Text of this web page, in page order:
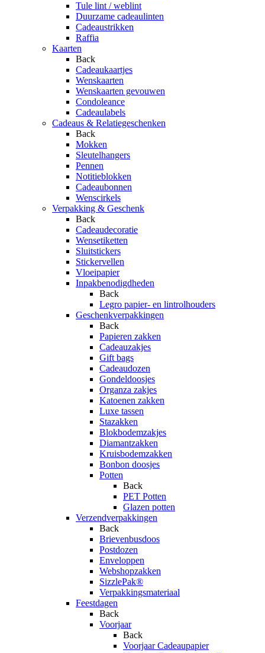
Tule lint / weblint
Duurzame cadeaulinten
Cadeaustrikken
Raffia
Kaarten
Back
Cadeaukaartjes
Wenskaarten
Wenskaarten gevouwen
Condoleance
Cadeaulabels
Cadeaus & Relatiegeschenken
Back
Mokken
Sleutelhangers
Pennen
Notitieblokken
Cadeaubonnen
Wenscirkels
Verpakking & Geschenk
Back
Cadeaudecoratie
Wensetiketten
Sluitstickers
Stickervellen
Vloeipapier
Inpakbenodigdheden
Back
Legro papier- en lintrolhouders
Geschenkverpakkingen
Back
Papieren zakken
Cadeauzakjes
Gift bags
Cadeaudozen
Gondeldoosjes
Organza zakjes
Katoenen zakken
Luxe tassen
Stazakken
Blokbodemzakjes
Diamantzakken
Kruisbodemzakken
Bonbon doosjes
Potten
Back
PET Potten
Glazen potten
Verzendverpakkingen
Back
Brievenbusdoos
Postdozen
Enveloppen
Webshopzakken
SizzlePak®
Verpakkingsmateriaal
Feestdagen
Back
Voorjaar
Back
Voorjaar Cadeaupapier